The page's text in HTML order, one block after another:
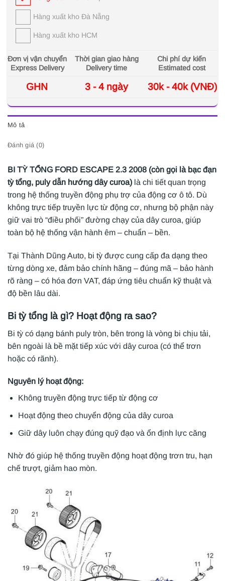
Hàng xuất kho Đà Nẵng
Hàng xuất kho HCM
Đơn vị vận chuyển
Express Delivery
Thời gian giao hàng
Delivery time
Chi phí dự kiến
Estimated cost
GHN 3 - 4 ngày 30k - 40k (VNĐ)
Mô tả
Đánh giá (0)
BI TỲ TỔNG FORD ESCAPE 2.3 2008 (còn gọi là bạc đạn
tỳ tổng, puly dẫn hướng dây curoa) là chi tiết quan trọng
trong hệ thống truyền động phụ trợ của động cơ ô tô. Dù
không trực tiếp truyền lực từ động cơ, nhưng bộ phận này
giữ vai trò “điều phối” đường chạy của dây curoa, giúp
toàn bộ hệ thống vận hành êm – chuẩn – bền.
Tại Thành Dũng Auto, bi tỳ được cung cấp đa dạng theo
từng dòng xe, đảm bảo chính hãng – đúng mã – bảo hành
rõ ràng – có hóa đơn VAT, đáp ứng tiêu chuẩn kỹ thuật và
độ bền lâu dài.
Bi tỳ tổng là gì? Hoạt động ra sao?
Bi tỳ có dạng bánh puly tròn, bên trong là vòng bi chịu tải,
bên ngoài là bề mặt tiếp xúc với dây curoa (có thể trơn
hoặc có rãnh).
Nguyên lý hoạt động:
Không truyền động trực tiếp từ động cơ
Hoạt động theo chuyển động của dây curoa
Giữ dây luôn chạy đúng quỹ đạo và ổn định lực căng
Nhờ đó giúp hệ thống truyền động hoạt động trơn tru, hạn
chế trượt, giảm hao mòn.